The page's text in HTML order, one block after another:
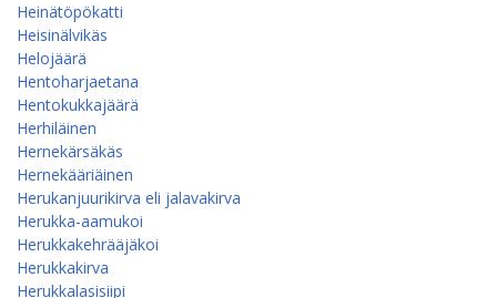
Heinätöpökatti
Heisinälvikäs
Helojäärä
Hentoharjaetana
Hentokukkajäärä
Herhiläinen
Hernekärsäkäs
Hernekääriäinen
Herukanjuurikirva eli jalavakirva
Herukka-aamukoi
Herukkakehrääjäkoi
Herukkakirva
Herukkalasisiipi